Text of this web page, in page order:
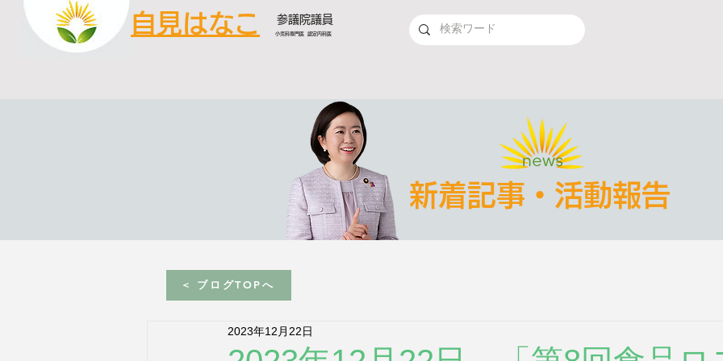
自見はなこ 参議院議員
小児科専門医 認定内科医
新着記事・活動報告
2023年12月22日
< ブログTOPへ